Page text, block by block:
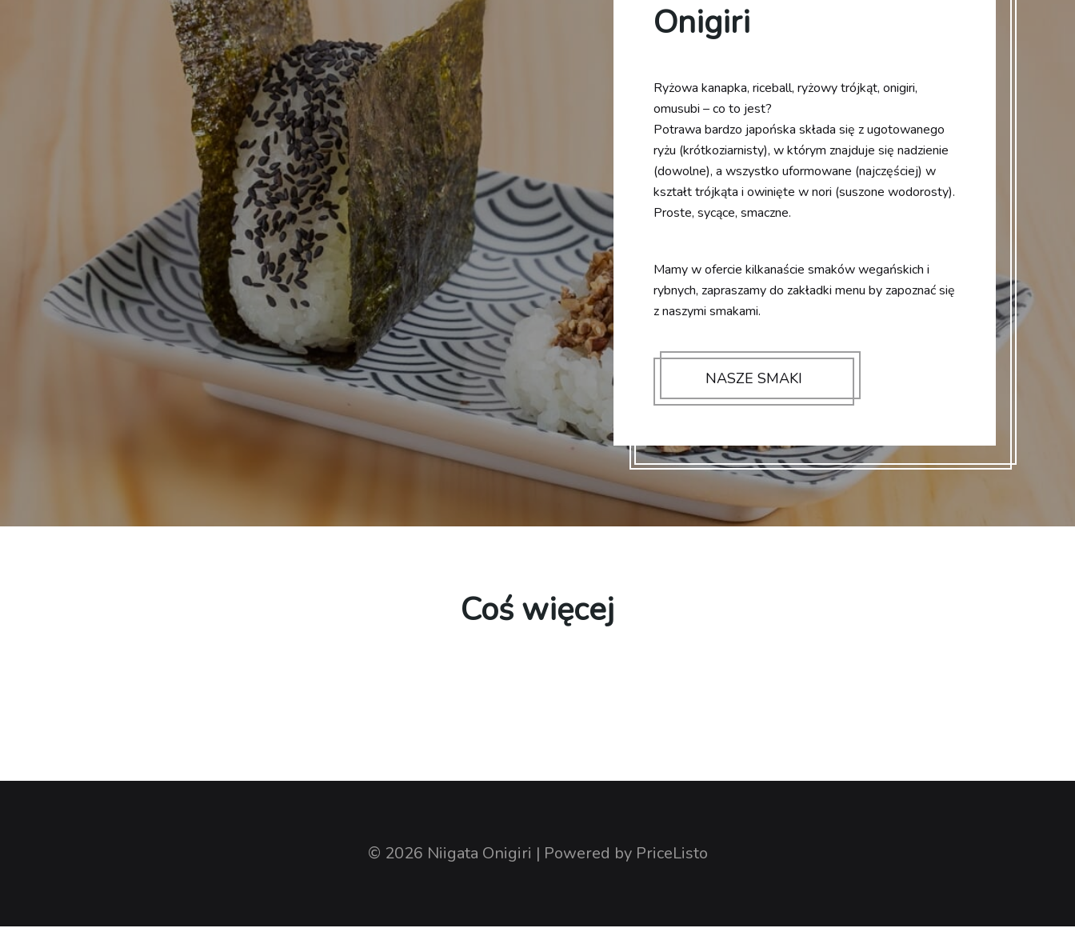
Onigiri
Ryżowa kanapka, riceball, ryżowy trójkąt, onigiri,
omusubi – co to jest?
Potrawa bardzo japońska składa się z ugotowanego
ryżu (krótkoziarnisty), w którym znajduje się nadzienie
(dowolne), a wszystko uformowane (najczęściej) w
kształt trójkąta i owinięte w nori (suszone wodorosty).
Proste, sycące, smaczne.
Mamy w ofercie kilkanaście smaków wegańskich i
rybnych, zapraszamy do zakładki menu by zapoznać się
z naszymi smakami.
NASZE SMAKI
Coś więcej
© 2026 Niigata Onigiri | Powered by PriceListo